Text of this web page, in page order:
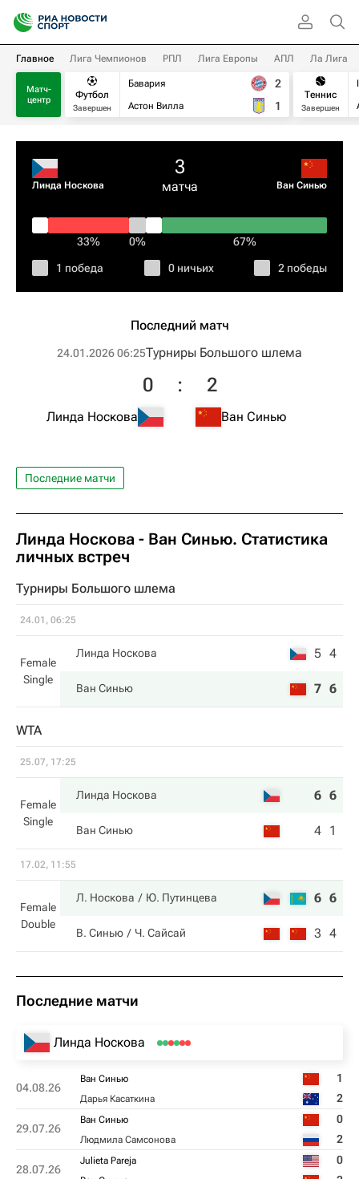
Главное Лига Чемпионов РПЛ Лига Европы АПЛ Ла Лига
Матч-
центр
Футбол
Завершен
Бавария
Астон Вилла
2
1
Теннис
Завершен
Линда Носкова
3
матча Ван Синью
33% 0% 67%
1 победа 0 ничьих 2 победы
Последний матч
24.01.2026 06:25Турниры Большого шлема
Линда Носкова
0 : 2
Ван Синью
Последние матчи
Линда Носкова - Ван Синью. Статистика
личных встреч
Турниры Большого шлема
24.01, 06:25
Female
Single
Линда Носкова 5 4
Ван Синью 7 6
WTA
25.07, 17:25
Female
Single
Линда Носкова 6 6
Ван Синью 4 1
17.02, 11:55
Female
Double
Л. Носкова Ю. Путинцева 6 6
В. Синью Ч. Сайсай 3 4
Последние матчи
Линда Носкова
04.08.26
Ван Синью 1
Дарья Касаткина 2
29.07.26
Ван Синью 0
Людмила Самсонова 2
28.07.26
Julieta Pareja 0